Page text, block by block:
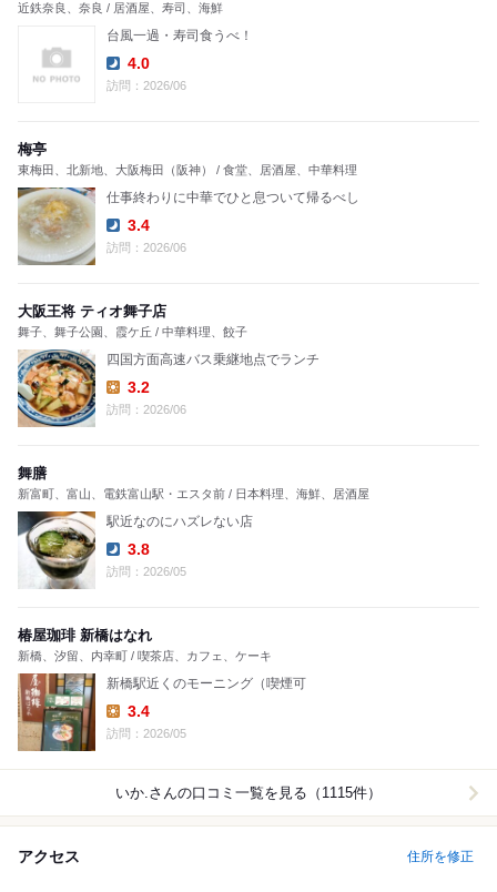
近鉄奈良、奈良 / 居酒屋、寿司、海鮮
台風一過・寿司食うべ！
Dinner:
4.0
訪問：2026/06
梅亭
東梅田、北新地、大阪梅田（阪神） / 食堂、居酒屋、中華料理
仕事終わりに中華でひと息ついて帰るべし
Dinner:
3.4
訪問：2026/06
大阪王将 ティオ舞子店
舞子、舞子公園、霞ケ丘 / 中華料理、餃子
四国方面高速バス乗継地点でランチ
Lunch:
3.2
訪問：2026/06
舞膳
新富町、富山、電鉄富山駅・エスタ前 / 日本料理、海鮮、居酒屋
駅近なのにハズレない店
Dinner:
3.8
訪問：2026/05
椿屋珈琲 新橋はなれ
新橋、汐留、内幸町 / 喫茶店、カフェ、ケーキ
新橋駅近くのモーニング（喫煙可
Lunch:
3.4
訪問：2026/05
いか.さんの口コミ一覧を見る（1115件）
アクセス 住所を修正